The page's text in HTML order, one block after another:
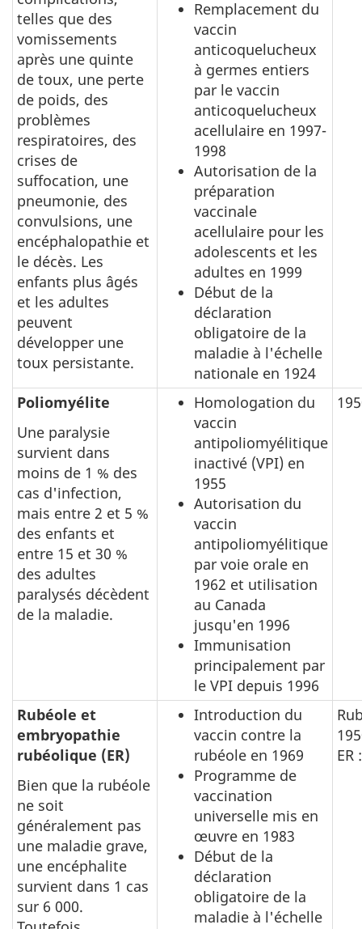
telles que des
vomissements
après une quinte
de toux, une perte
de poids, des
problèmes
respiratoires, des
crises de
suffocation, une
pneumonie, des
convulsions, une
encéphalopathie et
le décès. Les
enfants plus âgés
et les adultes
peuvent
développer une
toux persistante.
Remplacement du
vaccin
anticoquelucheux
à germes entiers
par le vaccin
anticoquelucheux
acellulaire en 1997-
1998
Autorisation de la
préparation
vaccinale
acellulaire pour les
adolescents et les
adultes en 1999
Début de la
déclaration
obligatoire de la
maladie à l'échelle
nationale en 1924
Poliomyélite
Une paralysie
survient dans
moins de 1 % des
cas d'infection,
mais entre 2 et 5 %
des enfants et
entre 15 et 30 %
des adultes
paralysés décèdent
de la maladie.
Homologation du
vaccin
antipoliomyélitique
inactivé (VPI) en
1955
Autorisation du
vaccin
antipoliomyélitique
par voie orale en
1962 et utilisation
au Canada
jusqu'en 1996
Immunisation
principalement par
le VPI depuis 1996
Rubéole et
embryopathie
rubéolique (ER)
Bien que la rubéole
ne soit
généralement pas
une maladie grave,
une encéphalite
survient dans 1 cas
sur 6 000.
Introduction du
vaccin contre la
rubéole en 1969
Programme de
vaccination
universelle mis en
œuvre en 1983
Début de la
déclaration
obligatoire de la
maladie à l'échelle
ER